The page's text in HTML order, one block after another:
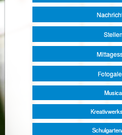
überspringen
Stellen